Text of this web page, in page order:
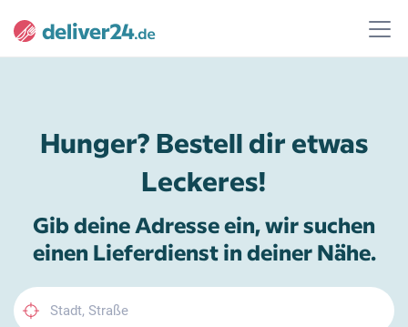
Hunger? Bestell dir etwas
Leckeres!
Gib deine Adresse ein, wir suchen
einen Lieferdienst in deiner Nähe.